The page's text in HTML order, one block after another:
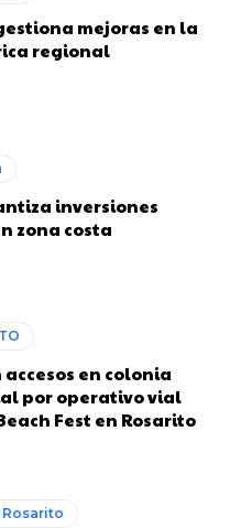
mejoras en la
regional
inversiones
zona costa
en colonia
por operativo vial
Fest en Rosarito
Rosarito